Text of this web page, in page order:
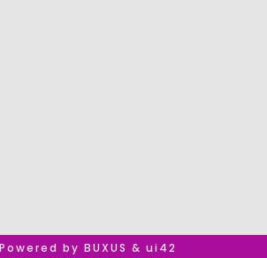
Powered by BUXUS & ui42